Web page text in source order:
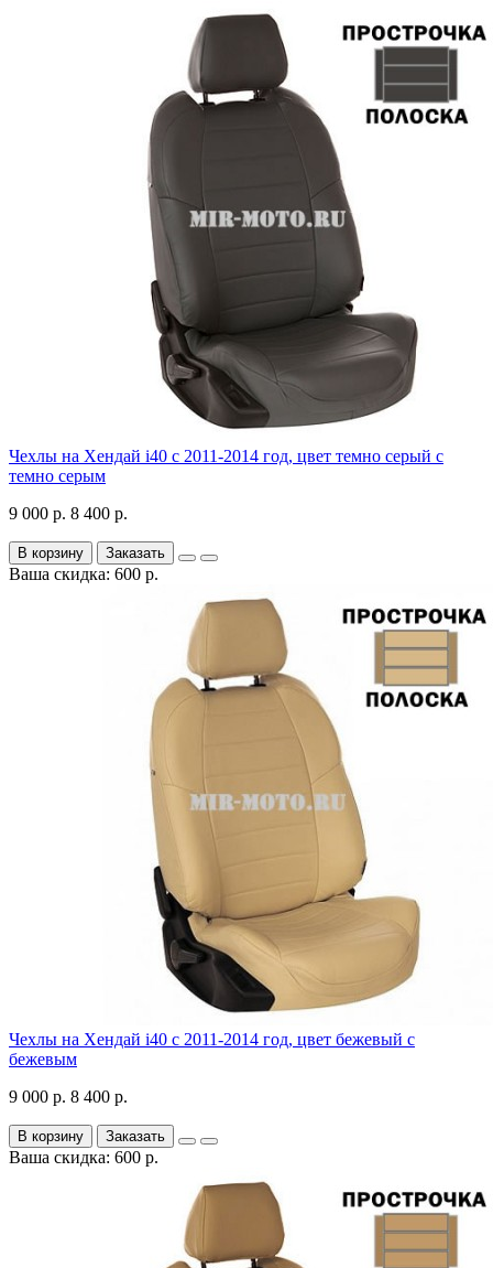
Чехлы на Хендай i40 с 2011-2014 год, цвет темно серый с
темно серым
9 000 р. 8 400 р.
В корзину Заказать
Ваша скидка: 600 р.
Чехлы на Хендай i40 с 2011-2014 год, цвет бежевый с
бежевым
9 000 р. 8 400 р.
В корзину Заказать
Ваша скидка: 600 р.